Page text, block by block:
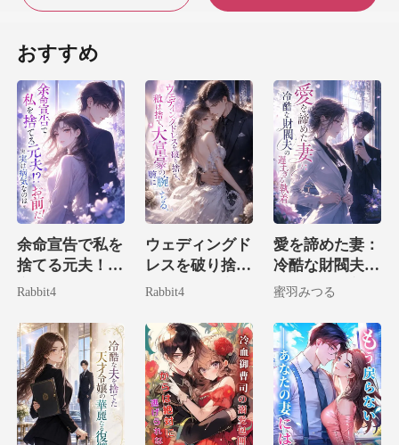
独身者よ
う偽装結婚する
合法だけどな。
おすすめ
余命宣告で私を
捨てる元夫！？
実は病気なのは
Rabbit4
ウェディングド
レスを破り捨
て、私は大富豪
Rabbit4
愛を諦めた妻：
冷酷な財閥夫の
遅すぎる執着
蜜羽みつる